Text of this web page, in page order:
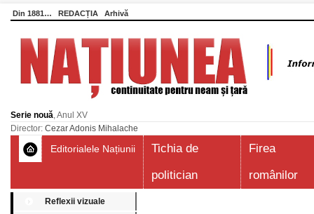
Din 1881… REDACȚIA Arhivă
Serie nouă, Anul XV
Director: Cezar Adonis Mihalache
Editorialele Națiunii
Tichia de
politician
Firea
românilor
Reflexii vizuale